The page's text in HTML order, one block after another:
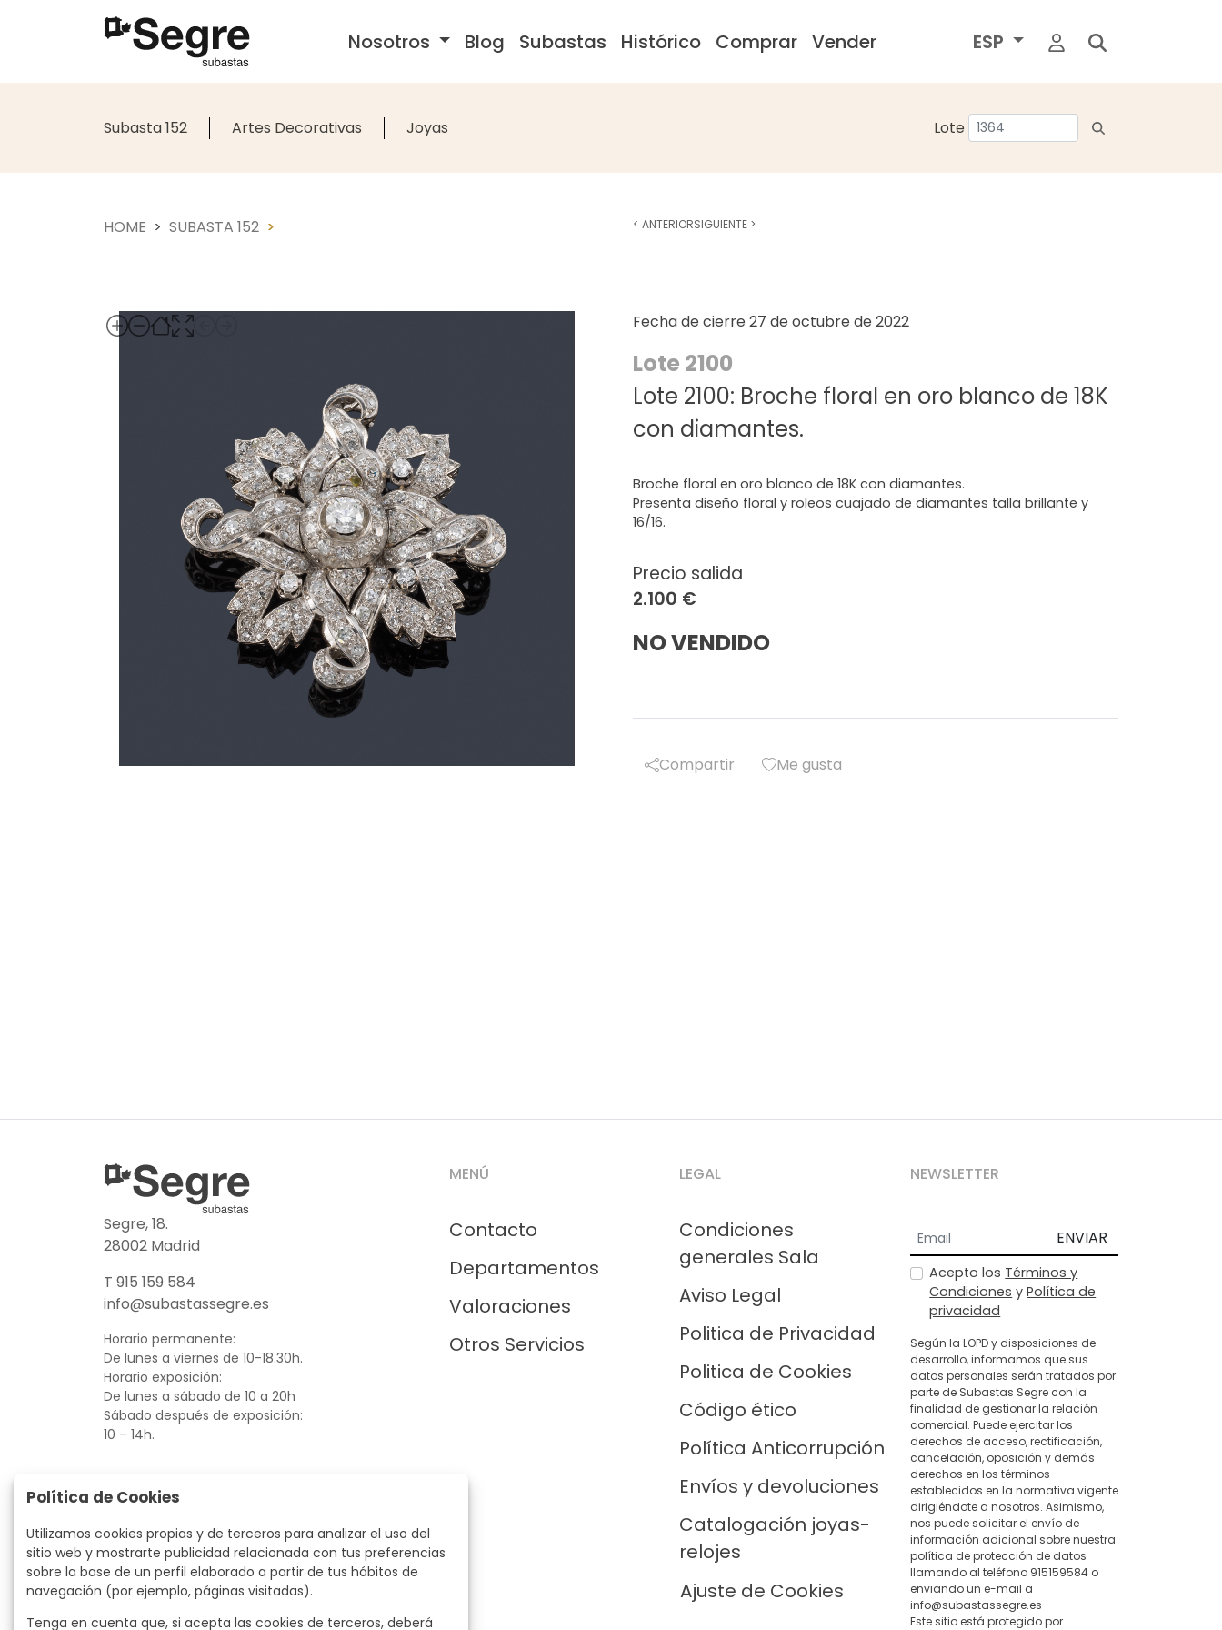
Nosotros Blog Subastas Histórico Comprar Vender ESP
Subasta 152 Artes Decorativas Joyas Lote
HOME SUBASTA 152
Fecha de cierre 27 de octubre de 2022
Lote 2100
Lote 2100: Broche floral en oro blanco de 18K
con diamantes.
Precio salida
2.100 €
NO VENDIDO
Broche floral en oro blanco de 18K con diamantes.
Presenta diseño floral y roleos cuajado de diamantes talla brillante y
16/16.
Compartir Me gusta
< ANTERIORSIGUIENTE >
Segre, 18.
28002 Madrid
T 915 159 584
info@subastassegre.es
Horario permanente:
De lunes a viernes de 10-18.30h.
Horario exposición:
De lunes a sábado de 10 a 20h
Sábado después de exposición:
10 – 14h.
MENÚ
Contacto
Departamentos
Valoraciones
Otros Servicios
LEGAL
Condiciones
generales Sala
Aviso Legal
Politica de Privacidad
Politica de Cookies
Código ético
Política Anticorrupción
Envíos y devoluciones
Catalogación joyas-
relojes
Ajuste de Cookies
NEWSLETTER
ENVIAR
Acepto los Términos y
Condiciones yPolítica de
privacidad
Según la LOPD y disposiciones de
desarrollo, informamos que sus
datos personales serán tratados por
parte de Subastas Segre con la
finalidad de gestionar la relación
comercial. Puede ejercitar los
derechos de acceso, rectificación,
cancelación, oposición y demás
derechos en los términos
establecidos en la normativa vigente
dirigiéndote a nosotros. Asimismo,
nos puede solicitar el envío de
información adicional sobre nuestra
política de protección de datos
llamando al teléfono 915159584 o
enviando un e-mail a
info@subastassegre.es
Este sitio está protegido por
Política de Cookies
Utilizamos cookies propias y de terceros para analizar el uso del
sitio web y mostrarte publicidad relacionada con tus preferencias
sobre la base de un perfil elaborado a partir de tus hábitos de
navegación (por ejemplo, páginas visitadas).
Tenga en cuenta que, si acepta las cookies de terceros, deberá